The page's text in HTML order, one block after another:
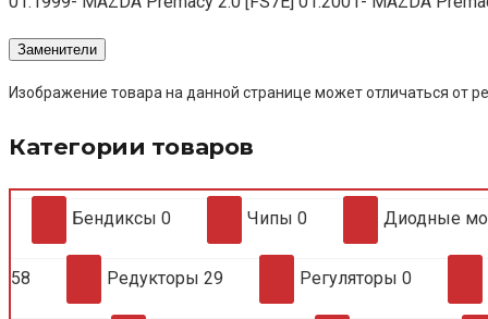
Заменители
Изображение товара на данной странице может отличаться от
Категории товаров
Бендиксы 0 Чипы 0 Диодные
58 Редукторы 29 Регуляторы 0